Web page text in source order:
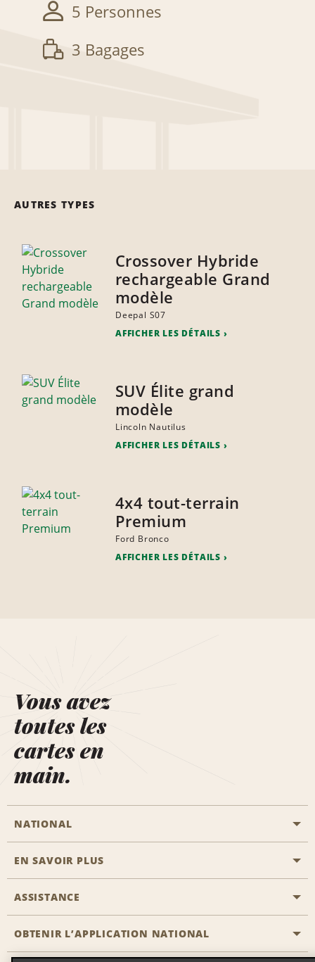
5 Personnes
3 Bagages
AUTRES TYPES
Crossover Hybride
rechargeable Grand
modèle
Deepal S07
AFFICHER LES DÉTAILS
SUV Élite grand
modèle
Lincoln Nautilus
AFFICHER LES DÉTAILS
4x4 tout-terrain
Premium
Ford Bronco
AFFICHER LES DÉTAILS
Vous avez
toutes les
cartes en
main.
NATIONAL
Passer une réservation
Solutions pour les professionnels
EN SAVOIR PLUS
Carrière
ASSISTANCE
Accessibilité
OBTENIR L’APPLICATION NATIONAL